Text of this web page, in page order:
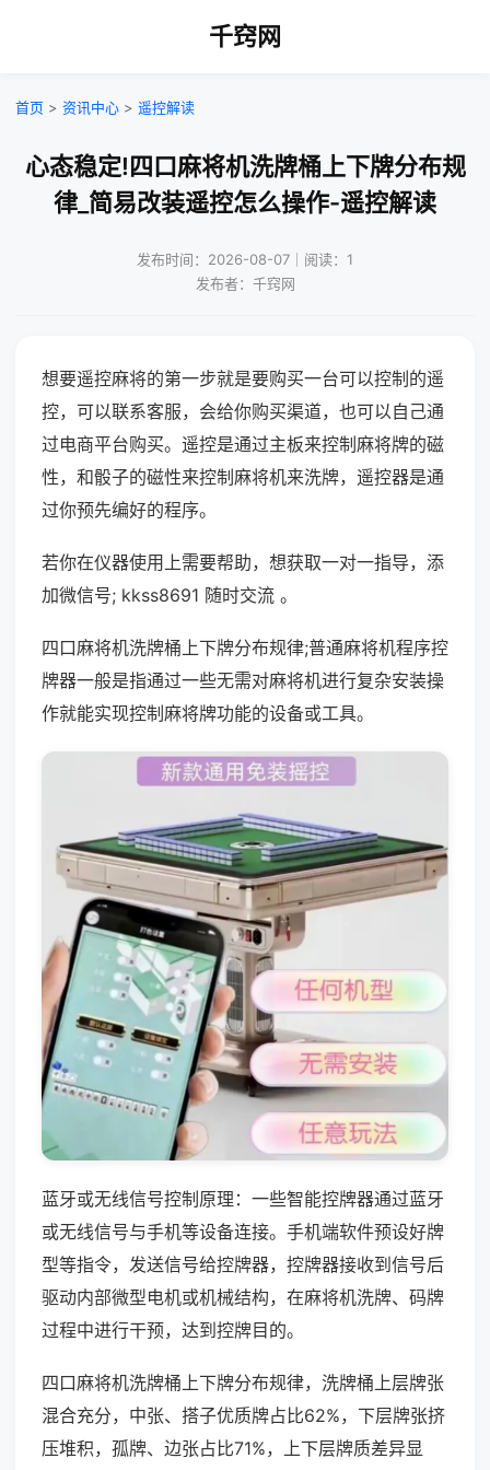
千窍网
首页 > 资讯中心 > 遥控解读
心态稳定!四口麻将机洗牌桶上下牌分布规
律_简易改装遥控怎么操作-遥控解读
发布时间：2026-08-07｜阅读：1
发布者：千窍网
想要遥控麻将的第一步就是要购买一台可以控制的遥
控，可以联系客服，会给你购买渠道，也可以自己通
过电商平台购买。遥控是通过主板来控制麻将牌的磁
性，和骰子的磁性来控制麻将机来洗牌，遥控器是通
过你预先编好的程序。
若你在仪器使用上需要帮助，想获取一对一指导，添
加微信号; kkss8691 随时交流 。
四口麻将机洗牌桶上下牌分布规律;普通麻将机程序控
牌器一般是指通过一些无需对麻将机进行复杂安装操
作就能实现控制麻将牌功能的设备或工具。
蓝牙或无线信号控制原理：一些智能控牌器通过蓝牙
或无线信号与手机等设备连接。手机端软件预设好牌
型等指令，发送信号给控牌器，控牌器接收到信号后
驱动内部微型电机或机械结构，在麻将机洗牌、码牌
过程中进行干预，达到控牌目的。
四口麻将机洗牌桶上下牌分布规律，洗牌桶上层牌张
混合充分，中张、搭子优质牌占比62%，下层牌张挤
压堆积，孤牌、边张占比71%，上下层牌质差异显